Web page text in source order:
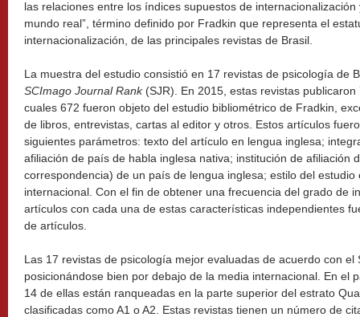
las relaciones entre los índices supuestos de
mundo real”, término definido por Fradkin que representa el
internacionalización, de las principales revistas de Brasil.
La muestra del estudio consistió en 17 revistas de psicología de
SCImago Journal Rank(SJR). En 2015, estas revistas
cuales 672 fueron objeto del estudio bibliométrico de Fradkin,
de libros, entrevistas, cartas al editor y otros. Estos artículos
siguientes parámetros: texto del artículo en lengua inglesa;
afiliación de país de habla inglesa nativa; institución de afiliación
correspondencia) de un país de lengua inglesa; estilo del
internacional. Con el fin de obtener una frecuencia del grado de
artículos con cada una de estas características independientes
de artículos.
Las 17 revistas de psicología mejor evaluadas de acuerdo con el
posicionándose bien por debajo de la media internacional. En el
14 de ellas están ranqueadas en la parte superior del estrato
clasificadas como A1 o A2. Estas revistas tienen un número de